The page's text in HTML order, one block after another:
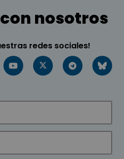
con nosotros
redes sociales!